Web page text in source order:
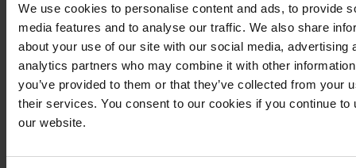
We use cookies to personalise content and ads, to provide
media features and to analyse our traffic. We also share
about your use of our site with our social media, advertising
analytics partners who may combine it with other
you’ve provided to them or that they’ve collected from your
their services. You consent to our cookies if you continue to
our website.